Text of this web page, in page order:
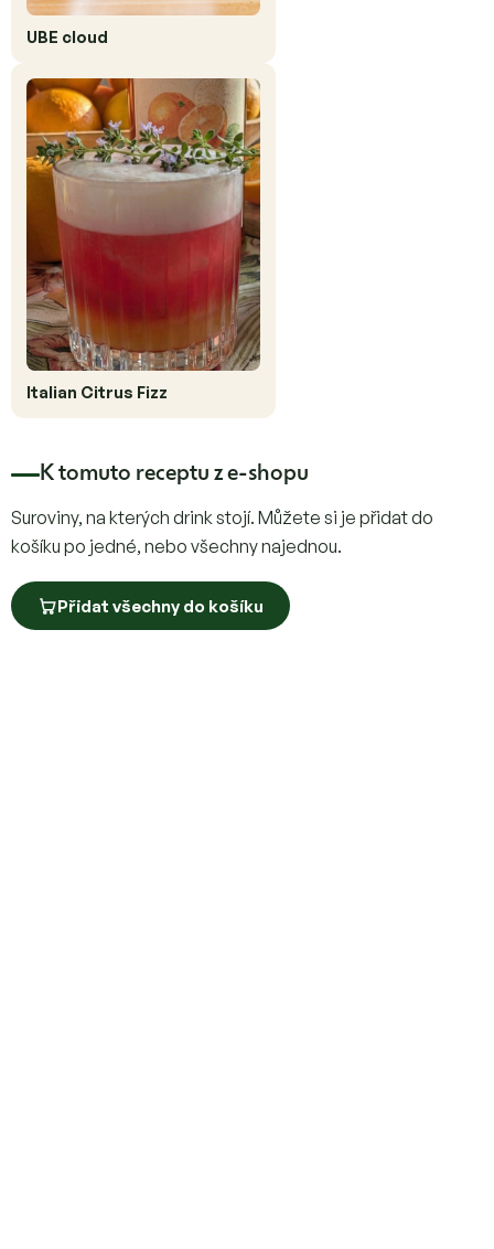
UBE cloud
Italian Citrus Fizz
K tomuto receptu z e-shopu
Suroviny, na kterých drink stojí. Můžete si je přidat do
košíku po jedné, nebo všechny najednou.
Přidat všechny do košíku